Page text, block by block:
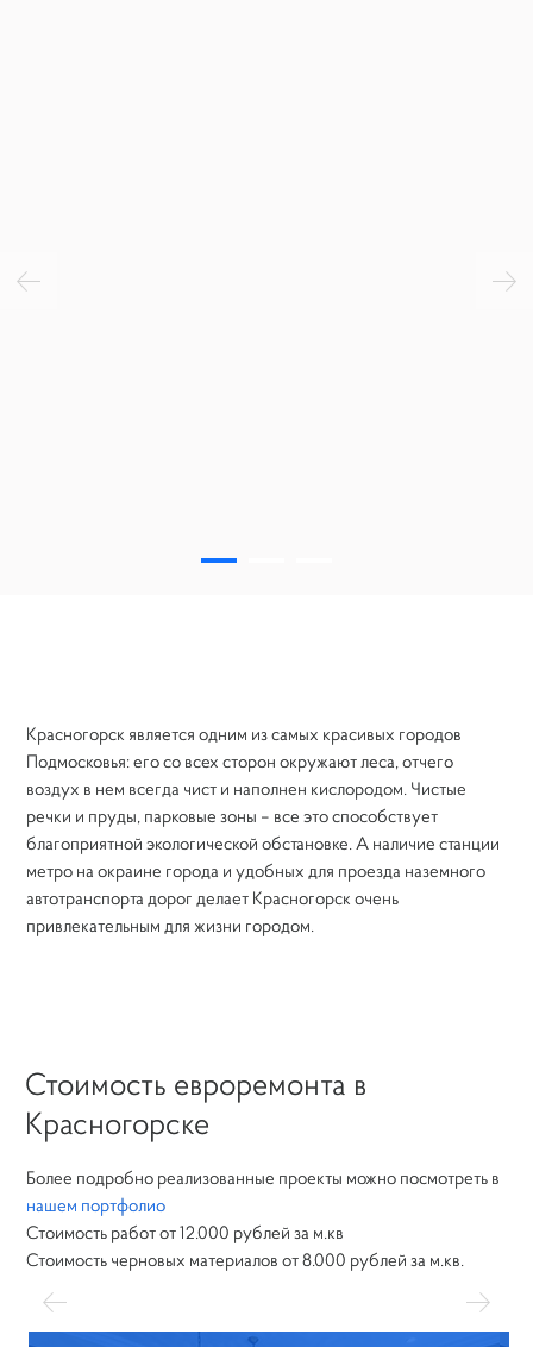
Красногорск является одним из самых красивых городов
Подмосковья: его со всех сторон окружают леса, отчего
воздух в нем всегда чист и наполнен кислородом. Чистые
речки и пруды, парковые зоны – все это способствует
благоприятной экологической обстановке. А наличие станции
метро на окраине города и удобных для проезда наземного
автотранспорта дорог делает Красногорск очень
привлекательным для жизни городом.
Стоимость евроремонта в
Красногорске
Более подробно реализованные проекты можно посмотреть в
нашем портфолио
Стоимость работ от 12.000 рублей за м.кв
Стоимость черновых материалов от 8.000 рублей за м.кв.